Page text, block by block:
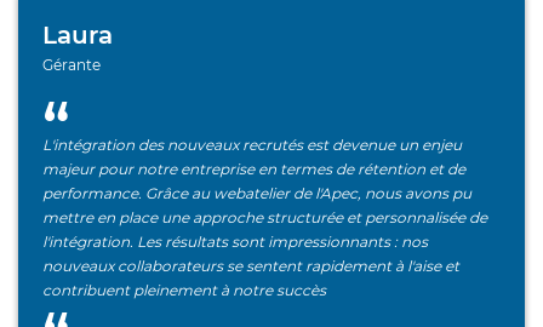
Laura
Gérante
L'intégration des nouveaux recrutés est devenue un enjeu
majeur pour notre entreprise en termes de rétention et de
performance. Grâce au webatelier de l'Apec, nous avons pu
mettre en place une approche structurée et personnalisée de
l'intégration. Les résultats sont impressionnants : nos
nouveaux collaborateurs se sentent rapidement à l'aise et
contribuent pleinement à notre succès